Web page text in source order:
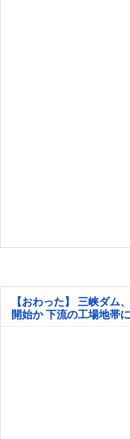
【おわった】 三峡ダム
開始か 下流の工場地帯